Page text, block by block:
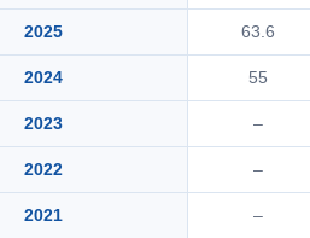
2025 63.6
2024 55
2023 –
2022 –
2021 –